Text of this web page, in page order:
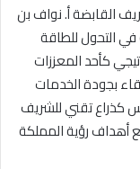
القابضة أ. نواف بن
التحول للطاقة
كأحد المعززات
بجودة الخدمات
كذراع تقني للشريف
أهداف رؤية المملكة